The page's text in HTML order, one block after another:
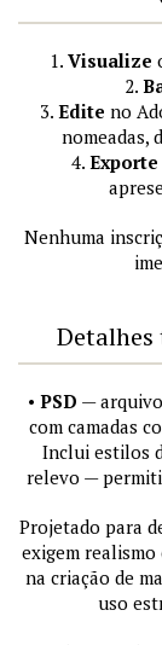
1. Visualize
2.
3. Edite no
nomeadas,
4. Exporte
Nenhuma
• PSD —
com camadas
Inclui estilos
relevo —
Projetado para
exigem
na criação de
uso